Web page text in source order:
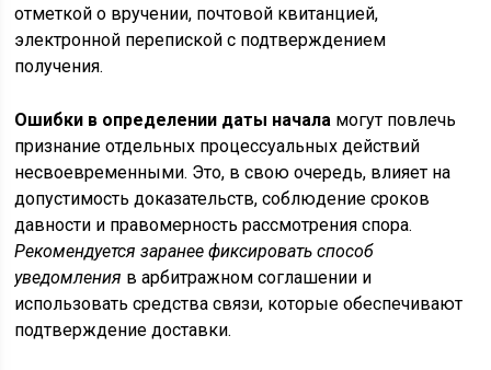
отметкой о вручении, почтовой квитанцией,
электронной перепиской с подтверждением
получения.
Ошибки в определении даты начала могут повлечь
признание отдельных процессуальных действий
несвоевременными. Это, в свою очередь, влияет на
допустимость доказательств, соблюдение сроков
давности и правомерность рассмотрения спора.
Рекомендуется заранее фиксировать способ
уведомления в арбитражном соглашении и
использовать средства связи, которые обеспечивают
подтверждение доставки.